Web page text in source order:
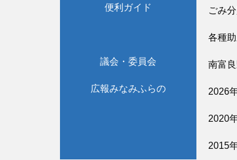
便利ガイド ごみ
各種
議会・委員会 南富
広報みなみふらの 2026
2020
2015